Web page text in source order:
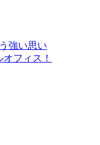
強い思い
フィス！